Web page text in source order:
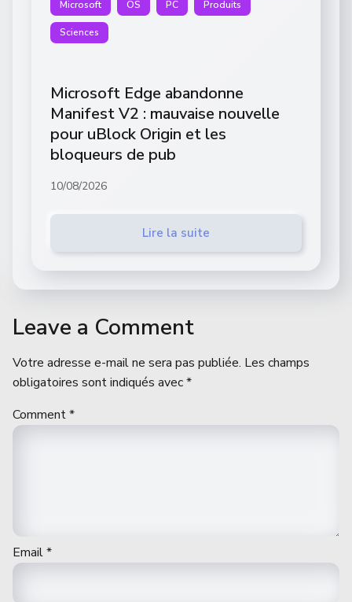
Microsoft OS PC Produits
Sciences
Microsoft Edge abandonne
Manifest V2 : mauvaise nouvelle
pour uBlock Origin et les
bloqueurs de pub
10/08/2026
Lire la suite
Leave a Comment
Votre adresse e-mail ne sera pas publiée. Les champs
obligatoires sont indiqués avec*
Comment*
Email*